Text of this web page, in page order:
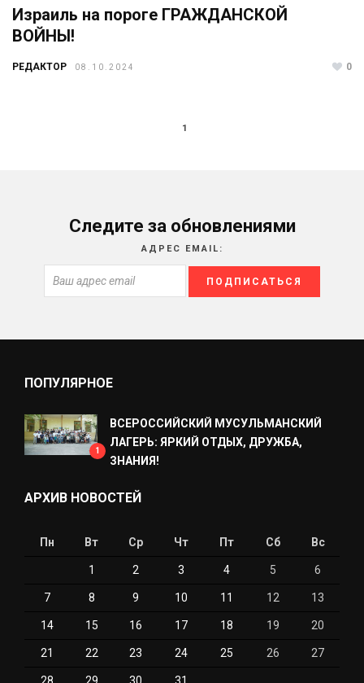
Израиль на пороге ГРАЖДАНСКОЙ
ВОЙНЫ!
РЕДАКТОР 08.10.2024 0
1
Следите за обновлениями
АДРЕС EMAIL:
ПОПУЛЯРНОЕ
1
ВСЕРОССИЙСКИЙ МУСУЛЬМАНСКИЙ
ЛАГЕРЬ: ЯРКИЙ ОТДЫХ, ДРУЖБА,
ЗНАНИЯ!
АРХИВ НОВОСТЕЙ
Пн Вт Ср Чт Пт Сб Вс
1 2 3 4 5 6
7 8 9 10 11 12 13
14 15 16 17 18 19 20
21 22 23 24 25 26 27
28 29 30 31